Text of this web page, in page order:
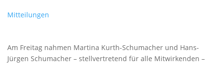
Mitteilungen
Am Freitag nahmen Martina Kurth-Schumacher und Hans-
Jürgen Schumacher – stellvertretend für alle Mitwirkenden –